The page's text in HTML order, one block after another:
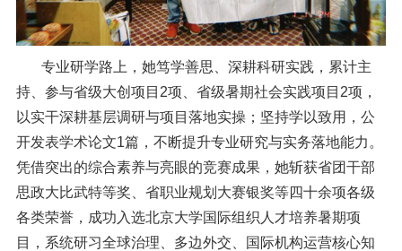
专业研学路上，她笃学善思、深耕科研实践，累计主
持、参与省级大创项目2项、省级暑期社会实践项目2项，
以实干深耕基层调研与项目落地实操；坚持学以致用，公
开发表学术论文1篇，不断提升专业研究与实务落地能力。
凭借突出的综合素养与亮眼的竞赛成果，她斩获省团干部
思政大比武特等奖、省职业规划大赛银奖等四十余项各级
各类荣誉，成功入选北京大学国际组织人才培养暑期项
目，系统研习全球治理、多边外交、国际机构运营核心知